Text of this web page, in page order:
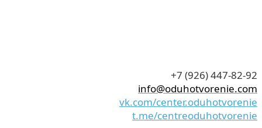
+7 (926) 447-82-92
info@oduhotvorenie.com
vk.com/center.oduhotvorenie
t.me/centreoduhotvorenie